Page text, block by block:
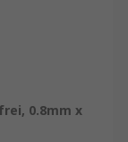
0.8mm x